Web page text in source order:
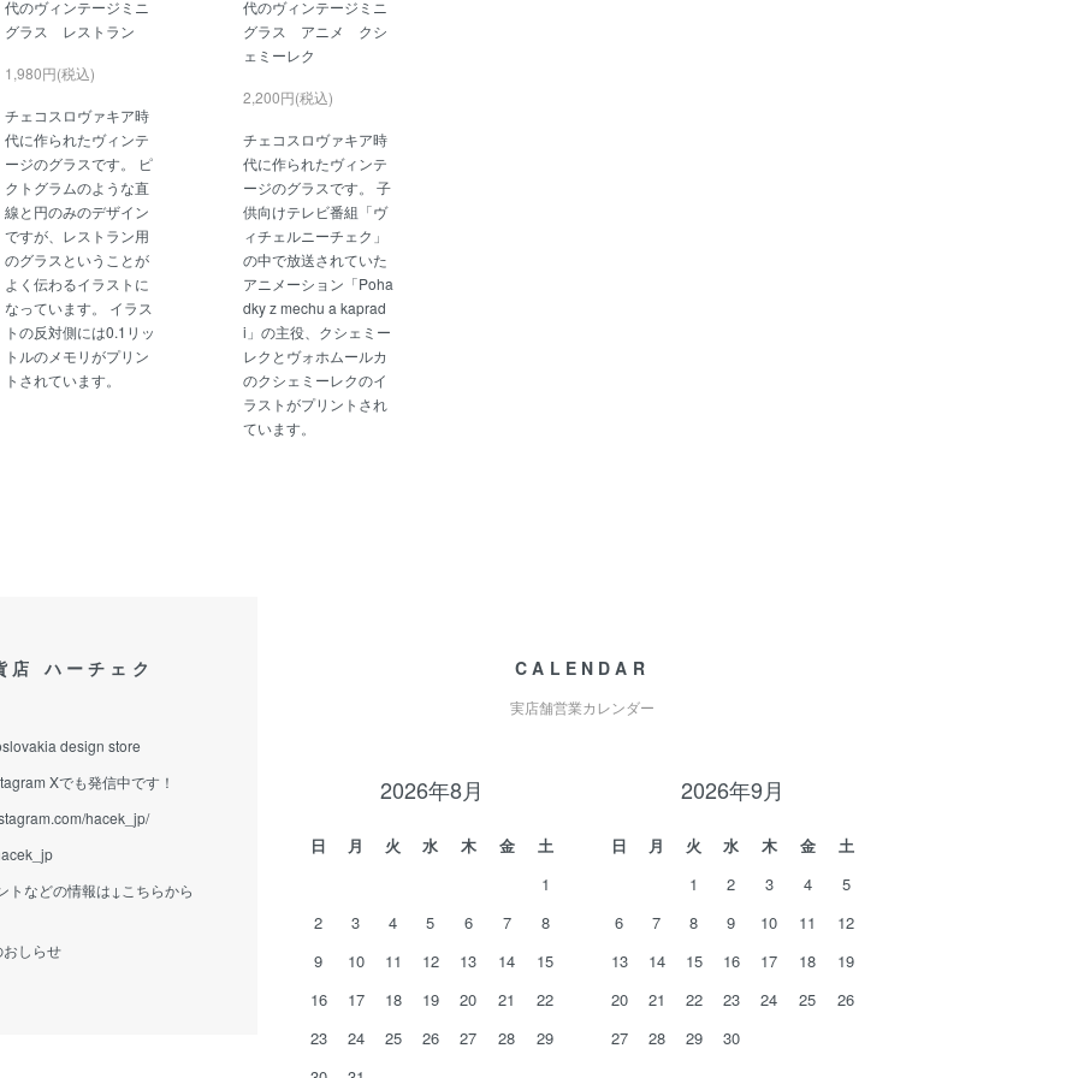
代のヴィンテージミニ
グラス レストラン
1,980円(税込)
チェコスロヴァキア時
代に作られたヴィンテ
ージのグラスです。 ピ
クトグラムのような直
線と円のみのデザイン
ですが、レストラン用
のグラスということが
よく伝わるイラストに
なっています。 イラス
トの反対側には0.1リッ
トルのメモリがプリン
トされています。
代のヴィンテージミニ
グラス アニメ クシ
ェミーレク
2,200円(税込)
チェコスロヴァキア時
代に作られたヴィンテ
ージのグラスです。 子
供向けテレビ番組「ヴ
ィチェルニーチェク」
の中で放送されていた
アニメーション「Poha
dky z mechu a kaprad
i」の主役、クシェミー
レクとヴォホムールカ
のクシェミーレクのイ
ラストがプリントされ
ています。
店 ハーチェク
design store
Xでも発信中です！
hacek_jp/
トなどの情報は↓こちらから
しらせ
CALENDAR
実店舗営業カレンダー
2026年8月
日 月 火 水 木 金
土
1
2
3 4 5 6 7
8
9
10 11 12 13 14
15
16
17 18 19 20 21
22
23
24 25 26 27 28
29
2026年9月
日 月 火 水 木 金
土
1
2 3 4
5
6
7 8 9 10 11
12
13
14 15 16 17 18
19
20
21 22 23 24 25
26
27
28 29 30